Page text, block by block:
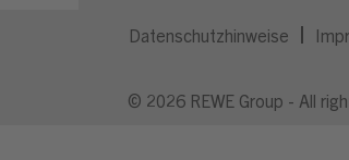
Datenschutzhinweise
© 2026 REWE Group - All